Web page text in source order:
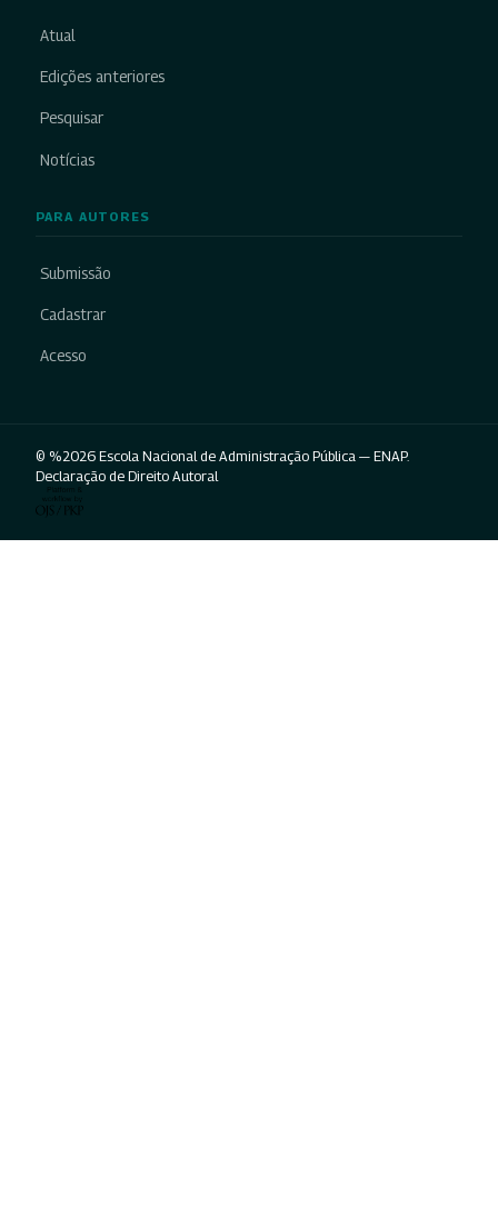
Atual
Edições anteriores
Pesquisar
Notícias
PARA AUTORES
Submissão
Cadastrar
Acesso
© %2026 Escola Nacional de Administração Pública — ENAP.
Declaração de Direito Autoral